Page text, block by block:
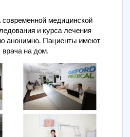
медицинской
и курса лечения
анонимно. Пациенты имеют
врача на дом.